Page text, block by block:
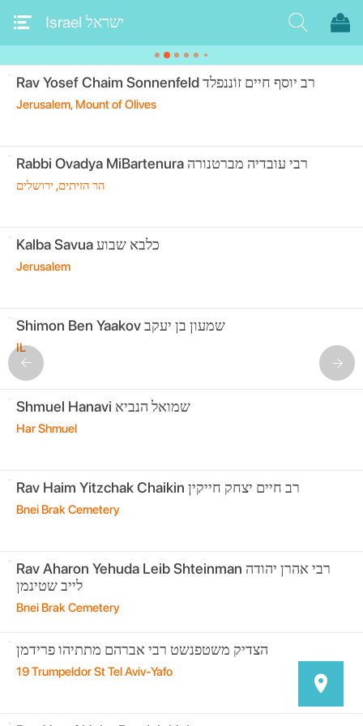
Israel ישראל
Rav Yosef Chaim Sonnenfeld רב יוסף‏ חיים זוֹננפלד
Jerusalem, Mount of Olives
Rabbi Ovadya MiBartenura רבי עובדיה מברטנורה
‏הר הזיתים, ירושלים
Kalba Savua כלבא שבוע
Jerusalem
Shimon Ben Yaakov שמעון בן יעקב
IL
Shmuel Hanavi שמואל הנביא
Har Shmuel
Rav Haim Yitzchak Chaikin רב חיים יצחק חייקין
Bnei Brak Cemetery
Rav Aharon Yehuda Leib Shteinman רבי אהרן יהודה
Bnei Brak Cemetery
הצדיק משטפנשט רבי אברהם מתתיהו פרידמן
19 Trumpeldor St Tel Aviv-Yafo